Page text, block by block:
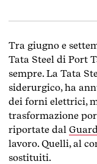
Tra giugno e
Tata Steel di Port
sempre. La Tata
siderurgico, ha
dei forni elettrici,
trasformazione
riportate dal
lavoro. Quelli, al
sostituiti.